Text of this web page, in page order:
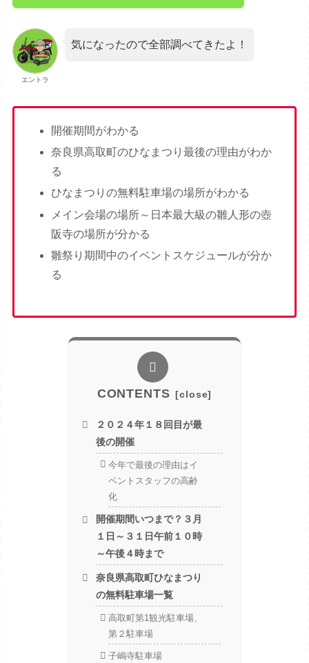
エントラ
気になったので全部調べてきたよ！
開催期間がわかる
奈良県高取町のひなまつり最後の理由がわか
る
ひなまつりの無料駐車場の場所がわかる
メイン会場の場所～日本最大級の雛人形の壺
阪寺の場所が分かる
雛祭り期間中のイベントスケジュールが分か
る
CONTENTS
２０２４年１８回目が最
後の開催
今年で最後の理由はイ
ベントスタッフの高齢
化
開催期間いつまで？３月
１日～３１日午前１０時
～午後４時まで
奈良県高取町ひなまつり
の無料駐車場一覧
高取町第1観光駐車場、
第２駐車場
子嶋寺駐車場